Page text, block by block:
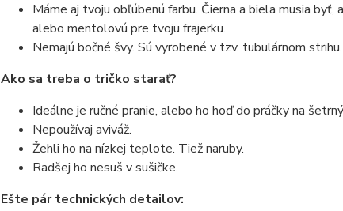
Máme aj tvoju obľúbenú farbu. Čierna a biela musia
alebo mentolovú pre tvoju frajerku.
Nemajú bočné švy. Sú vyrobené v tzv. tubulárnom
Ako sa treba o tričko starať?
Ideálne je ručné pranie, alebo ho hoď do práčky na
Nepoužívaj aviváž.
Žehli ho na nízkej teplote. Tiež naruby.
Radšej ho nesuš v sušičke.
Ešte pár technických detailov: